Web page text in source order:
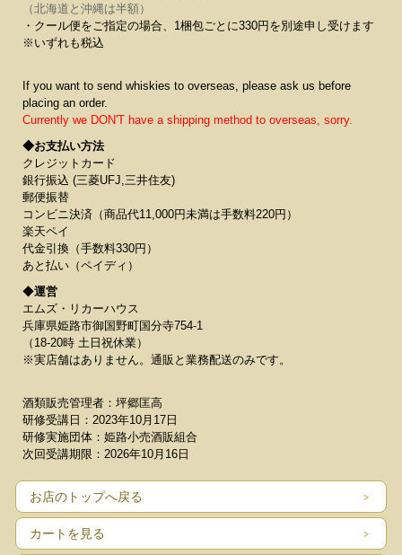
（北海道と沖縄は半額）
・クール便をご指定の場合、1梱包ごとに330円を別途申し受けます
※いずれも税込
If you want to send whiskies to overseas, please ask us before
placing an order.
Currently we DON'T have a shipping method to overseas, sorry.
◆お支払い方法
クレジットカード
銀行振込 (三菱UFJ,三井住友)
郵便振替
コンビニ決済（商品代11,000円未満は手数料220円）
楽天ペイ
代金引換（手数料330円）
あと払い（ペイディ）
◆運営
エムズ・リカーハウス
兵庫県姫路市御国野町国分寺754-1
（18-20時 土日祝休業）
※実店舗はありません。通販と業務配送のみです。
酒類販売管理者：坪郷匡高
研修受講日：2023年10月17日
研修実施団体：姫路小売酒販組合
次回受講期限：2026年10月16日
お店のトップへ戻る
カートを見る